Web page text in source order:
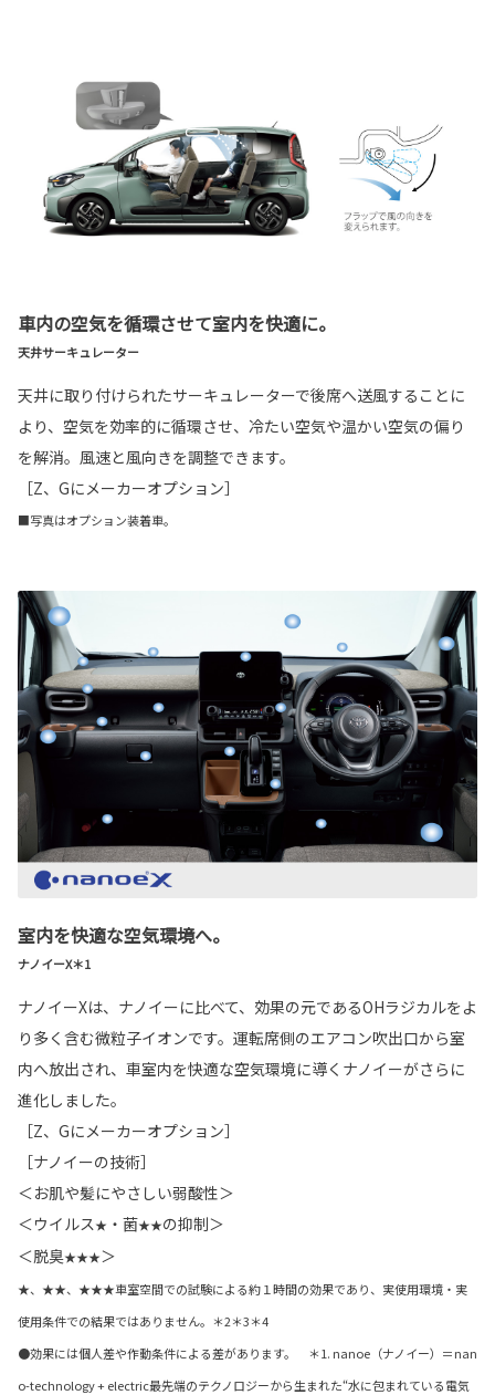
車内の空気を循環させて室内を快適に。
天井サーキュレーター
天井に取り付けられたサーキュレーターで後席へ送風することに
より、空気を効率的に循環させ、冷たい空気や温かい空気の偏り
を解消。風速と風向きを調整できます。
［Z、Gにメーカーオプション］
■写真はオプション装着車。
室内を快適な空気環境へ。
ナノイーX＊1
ナノイーXは、ナノイーに比べて、効果の元であるOHラジカルをよ
り多く含む微粒子イオンです。運転席側のエアコン吹出口から室
内へ放出され、車室内を快適な空気環境に導くナノイーがさらに
進化しました。
［Z、Gにメーカーオプション］
［ナノイーの技術］
＜お肌や髪にやさしい弱酸性＞
＜ウイルス★ ・菌★★の抑制＞
＜脱臭★★★＞
★、★★、★★★車室空間での試験による約１時間の効果であり、実使用環境・実
使用条件での結果ではありません。＊2＊3＊4
●効果には個人差や作動条件による差があります。 ＊1. nanoe（ナノイー）＝nan
o-technology + electric最先端のテクノロジーから生まれた“水に包まれている電気